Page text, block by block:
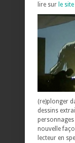
lire sur le
(re)plonger
dessins
nouvelle
lecteur en